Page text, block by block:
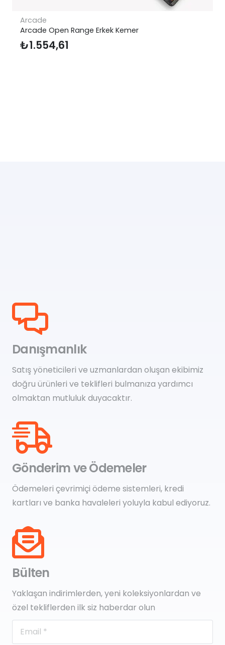
Arcade
Arcade Open Range Erkek Kemer
₺1.554,61
Danışmanlık
Satış yöneticileri ve uzmanlardan oluşan ekibimiz
doğru ürünleri ve teklifleri bulmanıza yardımcı
olmaktan mutluluk duyacaktır.
Gönderim ve Ödemeler
Ödemeleri çevrimiçi ödeme sistemleri, kredi
kartları ve banka havaleleri yoluyla kabul ediyoruz.
Bülten
Yaklaşan indirimlerden, yeni koleksiyonlardan ve
özel tekliflerden ilk siz haberdar olun